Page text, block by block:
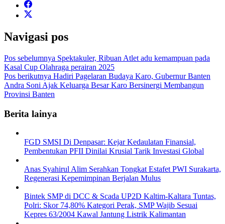
Navigasi pos
Pos sebelumnya Spektakuler, Ribuan Atlet adu kemampuan pada
Kasal Cup Olahraga perairan 2025
Pos berikutnya Hadiri Pagelaran Budaya Karo, Gubernur Banten
Andra Soni Ajak Keluarga Besar Karo Bersinergi Membangun
Provinsi Banten
Berita lainya
FGD SMSI Di Denpasar: Kejar Kedaulatan Finansial,
Pembentukan PFII Dinilai Krusial Tarik Investasi Global
Anas Syahirul Alim Serahkan Tongkat Estafet PWI Surakarta,
Regenerasi Kepemimpinan Berjalan Mulus
Bintek SMP di DCC & Scada UP2D Kaltim-Kaltara Tuntas,
Polri: Skor 74,80% Kategori Perak, SMP Wajib Sesuai
Kepres 63/2004 Kawal Jantung Listrik Kalimantan